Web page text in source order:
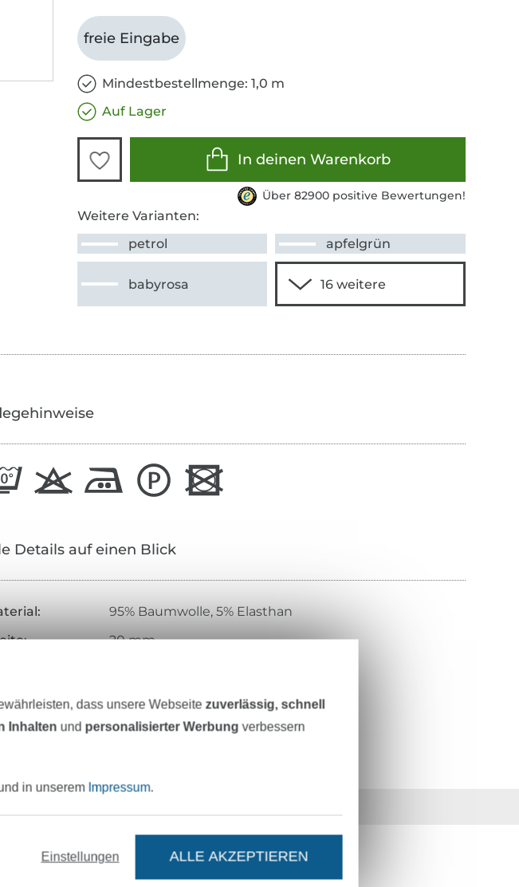
freie Eingabe
Mindestbestellmenge: 1,0 m
Auf Lager
In deinen Warenkorb
Über 82900 positive Bewertungen!
Weitere Varianten:
petrol
apfelgrün
babyrosa
Details auf einen Blick
95% Baumwolle, 5% Elasthan
20 mm
42743
Kontaktdaten
AUF DEM NEUESTEN STAND SEIN?
dass unsere Webseite zuverlässig, schnell
Inhalten und personalisierter Werbung verbessern
in unserem Impressum.
Einstellungen ALLE AKZEPTIEREN